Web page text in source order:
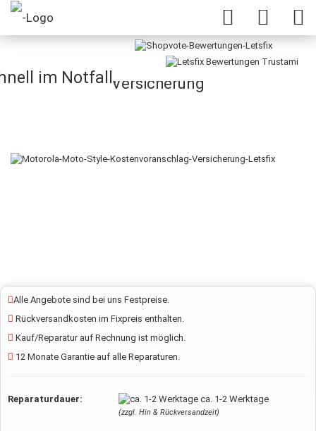
im Notfall.
Moto X Style Kostenvoranschlag
Versicherung
Alle Angebote sind bei uns Festpreise.
Rückversandkosten im Fixpreis enthalten.
Kauf/Reparatur auf Rechnung ist möglich.
12 Monate Garantie auf alle Reparaturen.
Reparaturdauer: ca. 1-2 Werktage
(zzgl. Hin & Rückversandzeit)